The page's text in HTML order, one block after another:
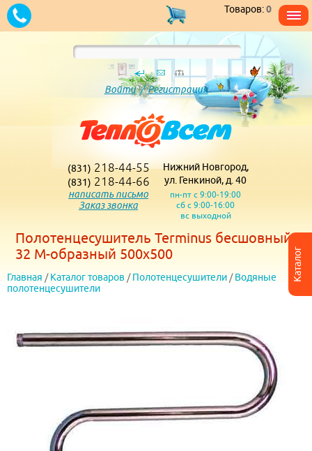
Каталог
Товаров:0
Войти/Регистрация
(831) 218-44-55
(831) 218-44-66
написать письмо
Заказ звонка
Нижний Новгород,
ул. Генкиной, д. 40
пн-пт с 9:00-19:00
сб с 9:00-16:00
вс выходной
Полотенцесушитель Terminus бесшовный
32 М-образный 500х500
Главная / Каталог товаров / Полотенцесушители / Водяные
полотенцесушители